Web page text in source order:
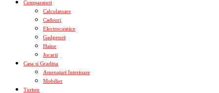
Cumparaturi
Calculatoare
Cadouri
Electrocasnice
Gadgeturi
Haine
Jucarii
Casa si Gradina
Amenajari Interioare
Mobilier
Turism